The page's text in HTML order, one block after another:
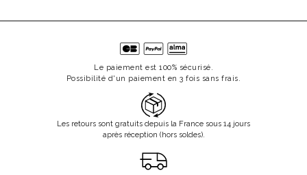
Le paiement est 100% sécurisé.
Possibilité d'un paiement en 3 fois sans frais.
Les retours sont gratuits depuis la France sous 14 jours
après réception (hors soldes).